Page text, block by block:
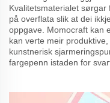
Kvalitetsmaterialet
på overflata slik at dei
oppgave. Momocraft kan
kan verte meir
kunstnerisk
fargepenn istaden for